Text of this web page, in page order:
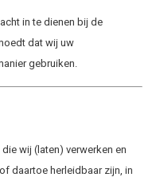
in te dienen bij de
dat wij uw
gebruiken.
wij (laten) verwerken en
daartoe herleidbaar zijn, in